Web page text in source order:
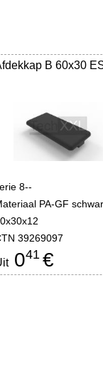
B 60x30
8--
PA-GF
39269097
041 €